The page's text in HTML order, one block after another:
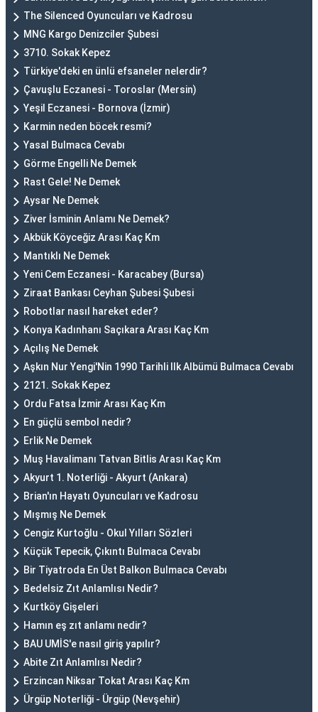
The Silenced Oyuncuları ve Kadrosu
MNG Kargo Denizciler Şubesi
3710. Sokak Kepez
Türkiye'deki en ünlü efsaneler nelerdir?
Çavuşlu Eczanesi - Toroslar (Mersin)
Yeşil Eczanesi - Bornova (İzmir)
Karmin neden böcek resmi?
Yasal Bulmaca Cevabı
Görme Engelli Ne Demek
Rast Gele! Ne Demek
Aysar Ne Demek
Ziver İsminin Anlamı Ne Demek?
Akbük Köyceğiz Arası Kaç Km
Mantıklı Ne Demek
Yeni Cem Eczanesi - Karacabey (Bursa)
Ziraat Bankası Ceyhan Şubesi Şubesi
Robotlar nasıl hareket eder?
Konya Kadınhanı Saçıkara Arası Kaç Km
Açılış Ne Demek
Aşkın Nur Yengi'Nin 1990 Tarihli Ilk Albümü Bulmaca Cevabı
2121. Sokak Kepez
Ordu Fatsa İzmir Arası Kaç Km
En güçlü sembol nedir?
Erlik Ne Demek
Muş Havalimanı Tatvan Bitlis Arası Kaç Km
Akyurt 1. Noterliği - Akyurt (Ankara)
Brian'ın Hayatı Oyuncuları ve Kadrosu
Mışmış Ne Demek
Cengiz Kurtoğlu - Okul Yılları Sözleri
Küçük Tepecik, Çıkıntı Bulmaca Cevabı
Bir Tiyatroda En Üst Balkon Bulmaca Cevabı
Bedelsiz Zıt Anlamlısı Nedir?
Kurtköy Gişeleri
Hamın eş zıt anlamı nedir?
BAU UMİS'e nasıl giriş yapılır?
Abite Zıt Anlamlısı Nedir?
Erzincan Niksar Tokat Arası Kaç Km
Ürgüp Noterliği - Ürgüp (Nevşehir)